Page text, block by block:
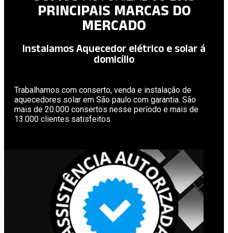
PRINCIPAIS MARCAS DO
MERCADO
Instalamos Aquecedor elétrico e solar á
domicílio
Trabalhamos com conserto, venda e instalação de
aquecedores solar em São paulo com garantia. São
mais de 20.000 consertos nesse período e mais de
13.000 clientes satisfeitos